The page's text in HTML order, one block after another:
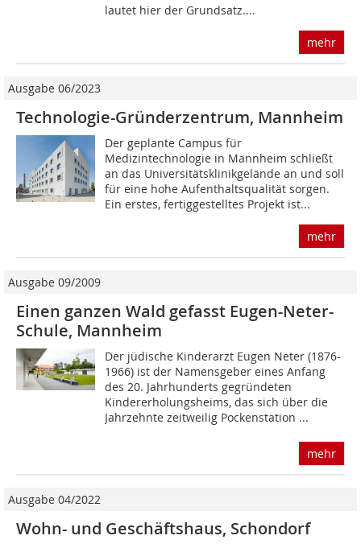
lautet hier der Grundsatz....
mehr
Ausgabe 06/2023
Technologie-Gründerzentrum, Mannheim
Der geplante Campus für
Medizintechnologie in Mannheim schließt
an das Universitätsklinikgelände an und soll
für eine hohe Aufenthaltsqualität sorgen.
Ein erstes, fertiggestelltes Projekt ist...
mehr
Ausgabe 09/2009
Einen ganzen Wald gefasst Eugen-Neter-
Schule, Mannheim
Der jüdische Kinderarzt Eugen Neter (1876-
1966) ist der Namensgeber eines Anfang
des 20. Jahrhunderts gegründeten
Kindererholungsheims, das sich über die
Jahrzehnte zeitweilig Pockenstation ...
mehr
Ausgabe 04/2022
Wohn- und Geschäftshaus, Schondorf